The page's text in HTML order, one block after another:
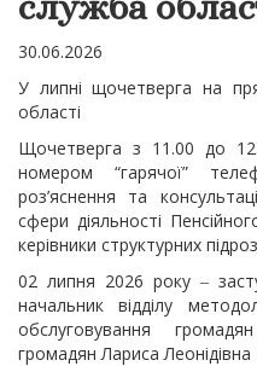
30.06.2026
У липні щочетверга на
області
Щочетверга з 11.00 до
номером “гарячої”
роз’яснення та
сфери діяльності
керівники структурних
02 липня 2026 року ‒
начальник відділу
обслуговування
громадян Лариса